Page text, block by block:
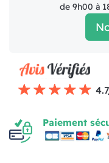
de 9h00 à
Paiement